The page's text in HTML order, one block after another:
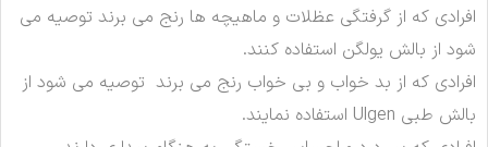
افرادی که از گرفتگی عظلات و ماهیچه ها رنج می برند توصیه می
شود از بالش یولگن استفاده کنند.
افرادی که از بد خواب و بی خواب رنج می برند توصیه می شود از
بالش طبی Ulgen استفاده نمایند.